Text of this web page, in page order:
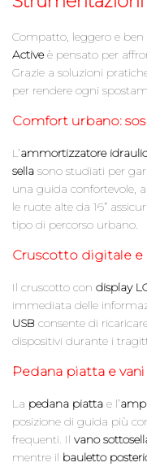
Compatto, leggero e ben
Activeè pensato per
Grazie a soluzioni
per rendere ogni
Comfort urbano:
L’ammortizzatore
sella sono studiati per
una guida confortevole,
le ruote alte da 16”
tipo di percorso urbano.
Cruscotto digitale e
Il cruscotto con display
immediata delle
USB consente di
dispositivi durante i
Pedana piatta e
La pedana piatta e l’
posizione di guida più
frequenti. Il vano
mentre il bauletto